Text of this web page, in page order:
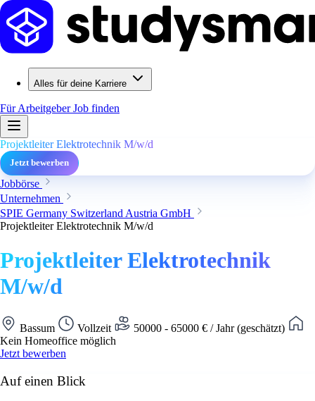
Alles für deine Karriere
Für ArbeitgeberJob finden
Projektleiter Elektrotechnik M/w/d
Jetzt bewerben
Jobbörse
Unternehmen
SPIE Germany Switzerland Austria GmbH
Projektleiter Elektrotechnik M/w/d
Projektleiter Elektrotechnik
M/w/d
Bassum Vollzeit
50000 - 65000 € / Jahr (geschätzt)
Kein Homeoffice möglich
Jetzt bewerben
Auf einen Blick